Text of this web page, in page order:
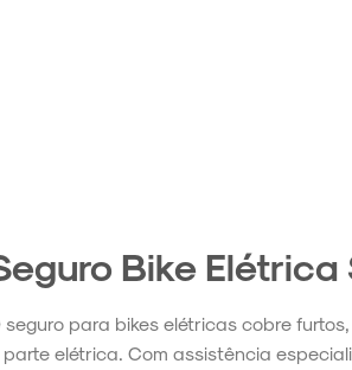
Bike Elétrica
seguro para bikes elétricas cobre
elétrica. Com assistência